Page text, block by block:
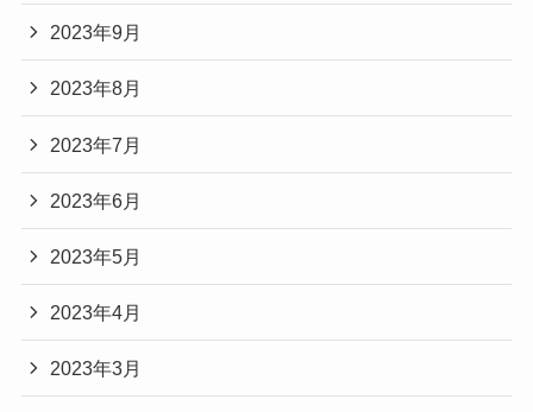
2023年9月
2023年8月
2023年7月
2023年6月
2023年5月
2023年4月
2023年3月